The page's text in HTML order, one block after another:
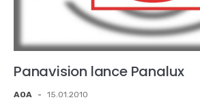
Panavision lance Panalux
AOA - 15.01.2010